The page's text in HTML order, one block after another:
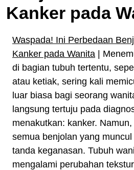
Kanker pada
Waspada! Ini Perbedaan
Kanker pada Wanita |
di bagian tubuh tertentu,
atau ketiak, sering kali
luar biasa bagi seorang
langsung tertuju pada
menakutkan: kanker.
semua benjolan yang
tanda keganasan. Tubuh
mengalami perubahan